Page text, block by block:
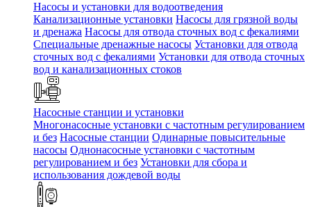
Насосы и установки для водоотведения
Канализационные установки Насосы для грязной воды
и дренажа Насосы для отвода сточных вод c фекалиями
Специальные дренажные насосы Установки для отвода
сточных вод c фекалиями Установки для отвода сточных
вод и канализационных стоков
Насосные станции и установки
Многонасосные установки с частотным регулированием
и без Насосные станции Одинарные повысительные
насосы Однонасосные установки с частотным
регулированием и без Установки для сбора и
использования дождевой воды